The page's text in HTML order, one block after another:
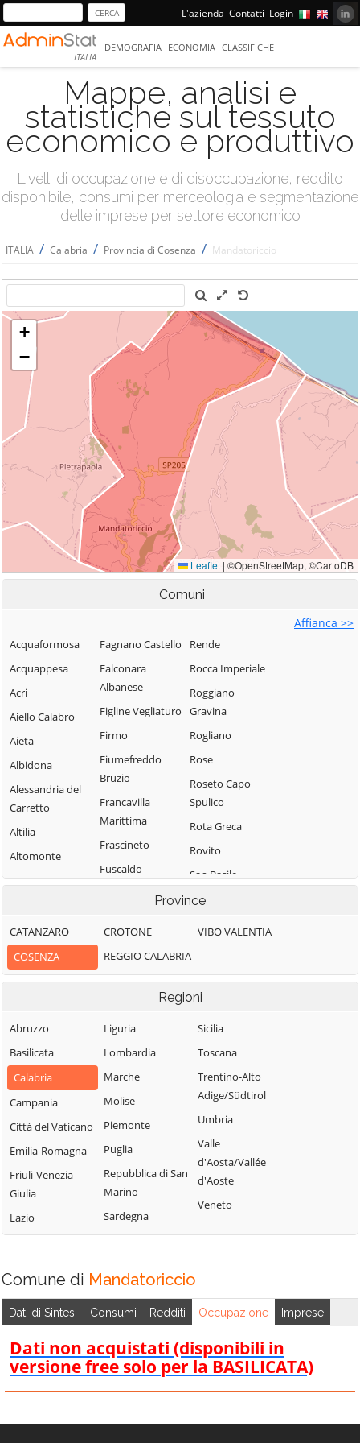
L'azienda Contatti Login
ITALIA
DEMOGRAFIA ECONOMIA CLASSIFICHE
Mappe, analisi e
statistiche sul tessuto
economico e produttivo
Livelli di occupazione e di disoccupazione, reddito
disponibile, consumi per merceologia e segmentazione
delle imprese per settore economico
ITALIA / Calabria / Provincia di Cosenza / Mandatoriccio
Comuni
Affianca >>
Acquaformosa
Acquappesa
Acri
Aiello Calabro
Aieta
Albidona
Alessandria del
Carretto
Altilia
Altomonte
Amantea
Aprigliano
Belmonte
Calabro
Bianchi
Bisignano
Bocchigliero
Bonifati
Buonvicino
Calopezzati
Cariati
Carolei
Carpanzano
Casali del Manco
Cassano all'Ionio
Fagnano Castello
Falconara
Albanese
Figline Vegliaturo
Firmo
Fiumefreddo
Bruzio
Francavilla
Marittima
Frascineto
Fuscaldo
Piemontese
Lago
Laino Castello
Lappano
Lattarico
Longobardi
Longobucco
Lungro
Luzzi
Mandatoriccio
Mangone
Marano
Marchesato
Marano
Rende
Rocca Imperiale
Roggiano
Gravina
Rogliano
Rose
Roseto Capo
Spulico
Rota Greca
Rovito
San Basile
San Benedetto
Albanese
San Demetrio
Corone
San Donato di
San Giorgio
Albanese
San Giovanni in
Fiore
San Lorenzo
Vallo
San Marco
Argentano
Finita
San Nicola Arcella
Province
CATANZARO
COSENZA
CROTONE
REGGIO CALABRIA
VIBO VALENTIA
Regioni
Abruzzo
Basilicata
Calabria
Campania
Città del Vaticano
Emilia-Romagna
Friuli-Venezia
Giulia
Lazio
Liguria
Lombardia
Marche
Molise
Piemonte
Puglia
Repubblica di San
Marino
Sardegna
Sicilia
Toscana
Trentino-Alto
Adige/Südtirol
Umbria
Valle
d'Aosta/Vallée
d'Aoste
Veneto
Comune di Mandatoriccio
Dati di Sintesi Consumi Redditi Occupazione Imprese
Dati non acquistati (disponibili in
versione free solo per la BASILICATA)